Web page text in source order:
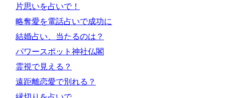
片思いを占いで！
略奪愛を電話占いで成功に
結婚占い、当たるのは？
パワースポット神社仏閣
霊視で見える？
遠距離恋愛で別れる？